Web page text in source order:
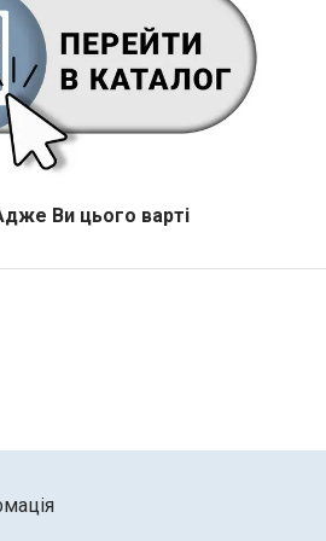
Ви цього варті